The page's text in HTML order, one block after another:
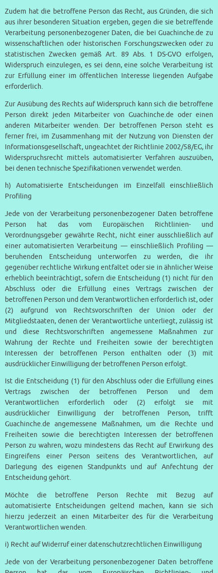
Zudem hat die betroffene Person das Recht, aus Gründen, die sich
aus ihrer besonderen Situation ergeben, gegen die sie betreffende
Verarbeitung personenbezogener Daten, die bei Guachinche.de zu
wissenschaftlichen oder historischen Forschungszwecken oder zu
statistischen Zwecken gemäß Art. 89 Abs. 1 DS-GVO erfolgen,
Widerspruch einzulegen, es sei denn, eine solche Verarbeitung ist
zur Erfüllung einer im öffentlichen Interesse liegenden Aufgabe
erforderlich.
Zur Ausübung des Rechts auf Widerspruch kann sich die betroffene
Person direkt jeden Mitarbeiter von Guachinche.de oder einen
anderen Mitarbeiter wenden. Der betroffenen Person steht es
ferner frei, im Zusammenhang mit der Nutzung von Diensten der
Informationsgesellschaft, ungeachtet der Richtlinie 2002/58/EG, ihr
Widerspruchsrecht mittels automatisierter Verfahren auszuüben,
bei denen technische Spezifikationen verwendet werden.
h) Automatisierte Entscheidungen im Einzelfall einschließlich
Profiling
Jede von der Verarbeitung personenbezogener Daten betroffene
Person hat das vom Europäischen Richtlinien- und
Verordnungsgeber gewährte Recht, nicht einer ausschließlich auf
einer automatisierten Verarbeitung — einschließlich Profiling —
beruhenden Entscheidung unterworfen zu werden, die ihr
gegenüber rechtliche Wirkung entfaltet oder sie in ähnlicher Weise
erheblich beeinträchtigt, sofern die Entscheidung (1) nicht für den
Abschluss oder die Erfüllung eines Vertrags zwischen der
betroffenen Person und dem Verantwortlichen erforderlich ist, oder
(2) aufgrund von Rechtsvorschriften der Union oder der
Mitgliedstaaten, denen der Verantwortliche unterliegt, zulässig ist
und diese Rechtsvorschriften angemessene Maßnahmen zur
Wahrung der Rechte und Freiheiten sowie der berechtigten
Interessen der betroffenen Person enthalten oder (3) mit
ausdrücklicher Einwilligung der betroffenen Person erfolgt.
Ist die Entscheidung (1) für den Abschluss oder die Erfüllung eines
Vertrags zwischen der betroffenen Person und dem
Verantwortlichen erforderlich oder (2) erfolgt sie mit
ausdrücklicher Einwilligung der betroffenen Person, trifft
Guachinche.de angemessene Maßnahmen, um die Rechte und
Freiheiten sowie die berechtigten Interessen der betroffenen
Person zu wahren, wozu mindestens das Recht auf Erwirkung des
Eingreifens einer Person seitens des Verantwortlichen, auf
Darlegung des eigenen Standpunkts und auf Anfechtung der
Entscheidung gehört.
Möchte die betroffene Person Rechte mit Bezug auf
automatisierte Entscheidungen geltend machen, kann sie sich
hierzu jederzeit an einen Mitarbeiter des für die Verarbeitung
Verantwortlichen wenden.
i) Recht auf Widerruf einer datenschutzrechtlichen Einwilligung
Jede von der Verarbeitung personenbezogener Daten betroffene